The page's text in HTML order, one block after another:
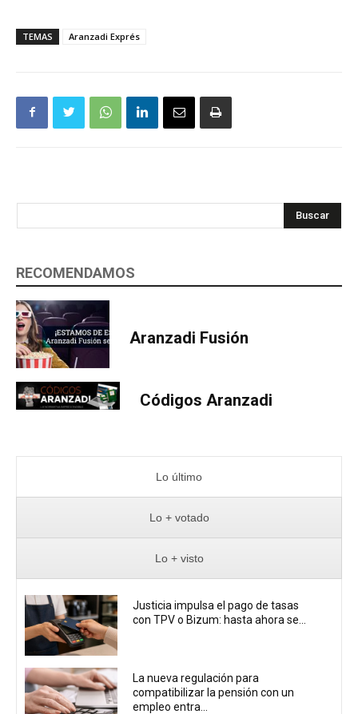
TEMAS Aranzadi Exprés
Buscar
RECOMENDAMOS
Aranzadi Fusión
Códigos Aranzadi
Lo último
Lo + votado
Lo + visto
Justicia impulsa el pago de tasas
con TPV o Bizum: hasta ahora se...
La nueva regulación para
compatibilizar la pensión con un
empleo entra...